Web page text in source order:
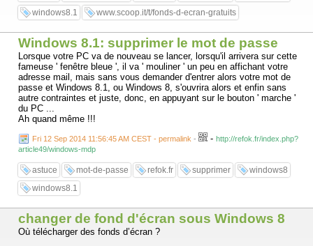
windows8.1
www.scoop.it/t/fonds-d-ecran-gratuits
Windows 8.1: supprimer le mot de passe
Lorsque votre PC va de nouveau se lancer, lorsqu'il arrivera sur cette
fameuse ' fenêtre bleue ', il va ' mouliner ' un peu en affichant votre
adresse mail, mais sans vous demander d'entrer alors votre mot de
passe et Windows 8.1, ou Windows 8, s'ouvrira alors et enfin sans
autre contraintes et juste, donc, en appuyant sur le bouton ' marche '
du PC ...
Ah quand même !!!
Fri 12 Sep 2014 11:56:45 AM CEST - permalink - - http://refok.fr/index.php?
article49/windows-mdp
astuce mot-de-passe refok.fr supprimer
windows8
windows8.1
changer de fond d'écran sous Windows 8
Où télécharger des fonds d’écran ?